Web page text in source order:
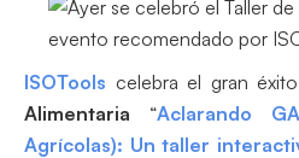
ISOTools celebra el gran
Alimentaria “Aclarando
Agrícolas): Un taller